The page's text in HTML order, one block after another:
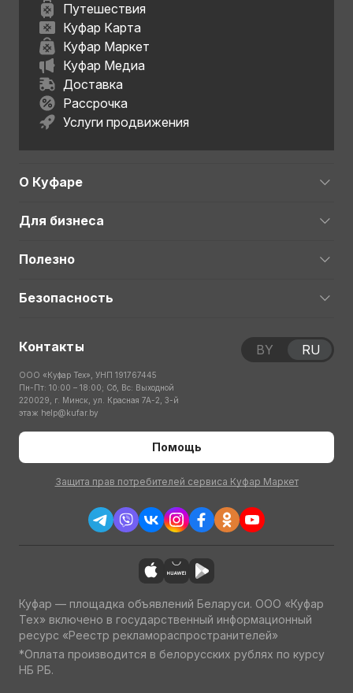
Путешествия
Куфар Карта
Куфар Маркет
Куфар Медиа
Доставка
Рассрочка
Услуги продвижения
О Куфаре
Для бизнеса
Полезно
Безопасность
Контакты
ООО «Куфар Тех», УНП 191767445
Пн-Пт: 10:00 – 18:00; Сб, Вс: Выходной
220029, г. Минск, ул. Красная 7А-2, 3-й
этаж help@kufar.by
Помощь
Защита прав потребителей сервиса Куфар Маркет
BY RU
Куфар — площадка объявлений Беларуси. ООО «Куфар
Тех» включено в государственный информационный
ресурс «Реестр рекламораспространителей»
*Оплата производится в белорусских рублях по курсу
НБ РБ.